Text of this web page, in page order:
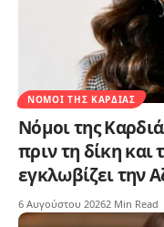
ΝΌΜΟΙ ΤΗΣ ΚΑΡΔΙΆΣ
Νόμοι της
πριν τη δίκη και
εγκλωβίζει την
6 Αυγούστου 20262 Min Read